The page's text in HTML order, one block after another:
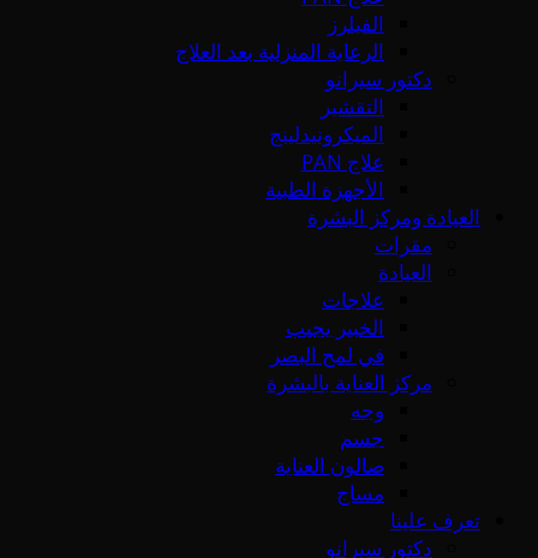
الفيلرز
الرعاية المنزلية بعد العلاج
دكتور سيرانو
التقشير
الميكرونيدلينج
علاج PAN
الأجهزة الطبية
العيادة ومركز البشرة
مقرات
العيادة
علاجات
الخبير يجيب
في لمح البصر
مركز العناية بالبشرة
وجه
جسم
صالون العناية
مساج
تعرف علينا
دكتور سيرانو